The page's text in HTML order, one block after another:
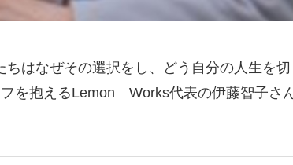
はなぜその選択をし、どう自分の人生を
を抱えるLemon Works代表の伊藤智子さ